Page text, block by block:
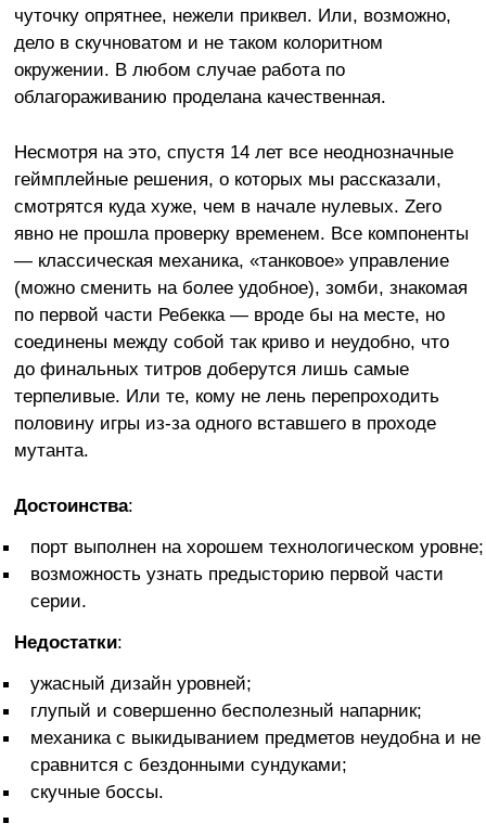
чуточку опрятнее, нежели приквел. Или, возможно,
дело в скучноватом и не таком колоритном
окружении. В любом случае работа по
облагораживанию проделана качественная.
Несмотря на это, спустя 14 лет все неоднозначные
геймплейные решения, о которых мы рассказали,
смотрятся куда хуже, чем в начале нулевых. Zero
явно не прошла проверку временем. Все компоненты
— классическая механика, «танковое» управление
(можно сменить на более удобное), зомби, знакомая
по первой части Ребекка — вроде бы на месте, но
соединены между собой так криво и неудобно, что
до финальных титров доберутся лишь самые
терпеливые. Или те, кому не лень перепроходить
половину игры из-за одного вставшего в проходе
мутанта.
Достоинства:
порт выполнен на хорошем технологическом уровне;
возможность узнать предысторию первой части
серии.
Недостатки:
ужасный дизайн уровней;
глупый и совершенно бесполезный напарник;
механика с выкидыванием предметов неудобна и не
сравнится с бездонными сундуками;
скучные боссы.